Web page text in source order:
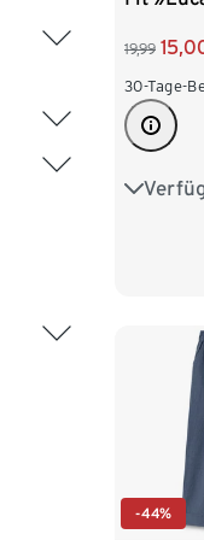
19,99
30-Tage-
86/92
-44%